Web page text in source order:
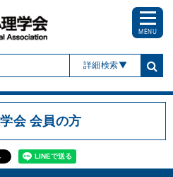
詳細検索
MENU
会 会員の方